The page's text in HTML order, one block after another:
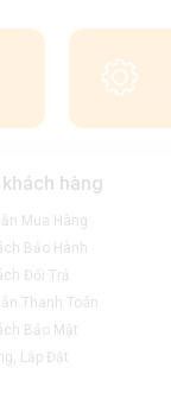
khách hàng
Mua Hàng
Bảo Hành
Đổi Trả
Thanh Toán
Bảo Mật
Lắp Đặt